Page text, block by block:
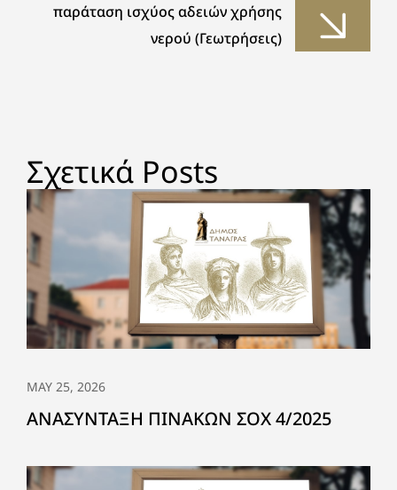
παράταση ισχύος αδειών χρήσης
νερού (Γεωτρήσεις)
Σχετικά Posts
MAY 25, 2026
ΑΝΑΣΥΝΤΑΞΗ ΠΙΝΑΚΩΝ ΣΟΧ 4/2025